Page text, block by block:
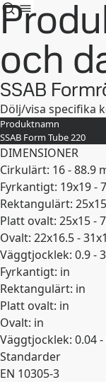
och
SSAB
Dölj/visa specifika
Produktnamn
SSAB Form Tube 220
DIMENSIONER
Cirkulärt: 16 - 88.9
Fyrkantigt: 19x19 -
Rektangulärt:
Platt ovalt: 25x15 -
Ovalt: 22x16.5 -
Väggtjocklek: 0.9 -
Fyrkantigt: in
Rektangulärt: in
Platt ovalt: in
Ovalt: in
Väggtjocklek: 0.04 -
Standarder
EN 10305-3